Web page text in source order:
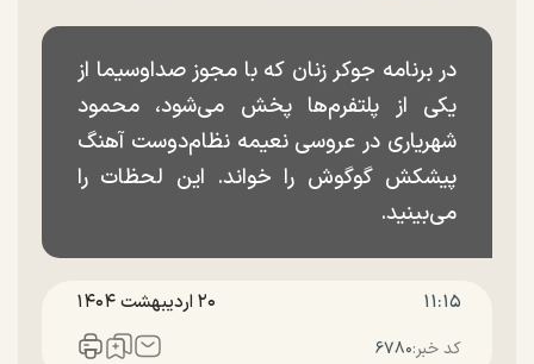
در برنامه جوکر زنان که با مجوز صداوسیما از
یکی از پلتفرم‌ها پخش می‌شود، محمود
شهریاری در عروسی نعیمه نظام‌دوست آهنگ
پیشکش گوگوش را خواند. این لحظات را
می‌بینید.
۱۱:۱۵ ۲۰ ارديبهشت ۱۴۰۴
کد خبر:۶۷۸۰